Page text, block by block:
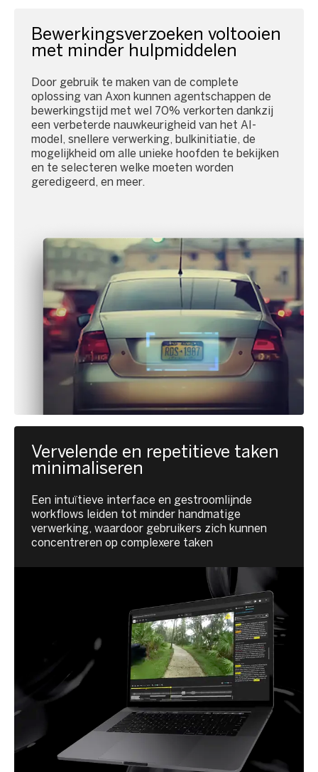
Bewerkingsverzoeken voltooien
met minder hulpmiddelen
Door gebruik te maken van de complete
oplossing van Axon kunnen agentschappen de
bewerkingstijd met wel 70% verkorten dankzij
een verbeterde nauwkeurigheid van het AI-
model, snellere verwerking, bulkinitiatie, de
mogelijkheid om alle unieke hoofden te bekijken
en te selecteren welke moeten worden
geredigeerd, en meer.
Vervelende en repetitieve taken
minimaliseren
Een intuïtieve interface en gestroomlijnde
workflows leiden tot minder handmatige
verwerking, waardoor gebruikers zich kunnen
concentreren op complexere taken